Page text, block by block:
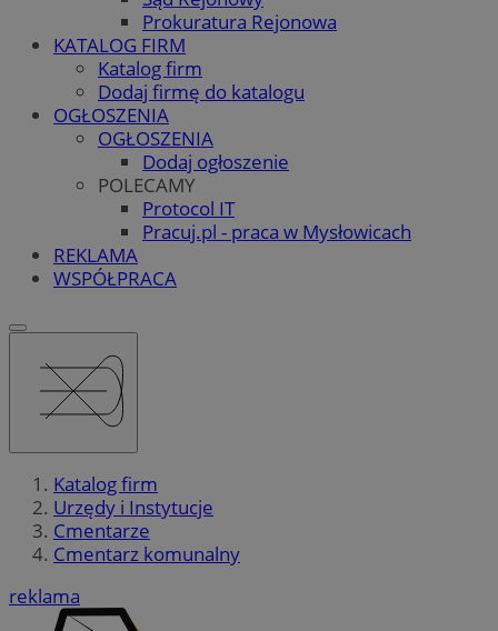
Prokuratura Rejonowa
KATALOG FIRM
Katalog firm
Dodaj firmę do katalogu
OGŁOSZENIA
OGŁOSZENIA
Dodaj ogłoszenie
POLECAMY
Protocol IT
Pracuj.pl - praca w Mysłowicach
REKLAMA
WSPÓŁPRACA
Katalog firm
Urzędy i Instytucje
Cmentarze
Cmentarz komunalny
reklama